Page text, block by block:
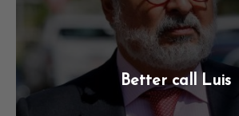
Better call Luis